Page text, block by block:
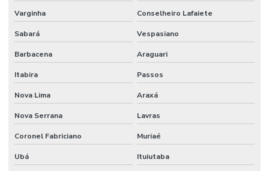
Varginha Conselheiro Lafaiete
Sabará Vespasiano
Barbacena Araguari
Itabira Passos
Nova Lima Araxá
Nova Serrana Lavras
Coronel Fabriciano Muriaé
Ubá Ituiutaba